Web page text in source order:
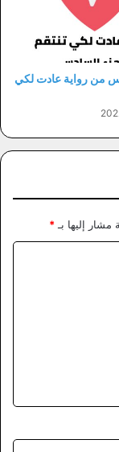
من رواية عادت لكي
مشار إليها بـ *